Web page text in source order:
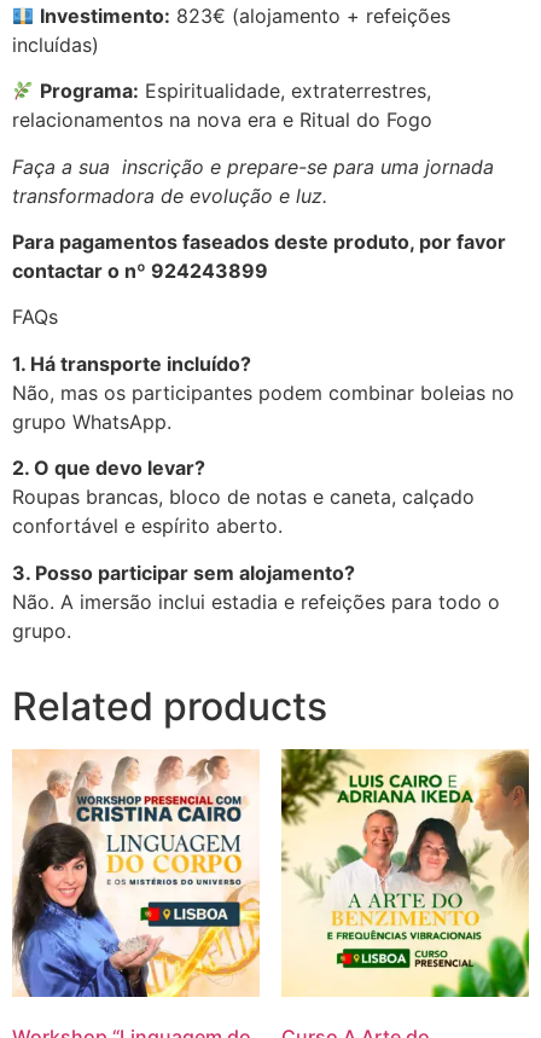
Investimento: 823€ (alojamento + refeições
incluídas)
Programa: Espiritualidade, extraterrestres,
relacionamentos na nova era e Ritual do Fogo
Faça a sua inscrição e prepare-se para uma jornada
transformadora de evolução e luz.
Para pagamentos faseados deste produto, por favor
contactar o nº 924243899
FAQs
1. Há transporte incluído?
Não, mas os participantes podem combinar boleias no
grupo WhatsApp.
2. O que devo levar?
Roupas brancas, bloco de notas e caneta, calçado
confortável e espírito aberto.
3. Posso participar sem alojamento?
Não. A imersão inclui estadia e refeições para todo o
grupo.
Related products